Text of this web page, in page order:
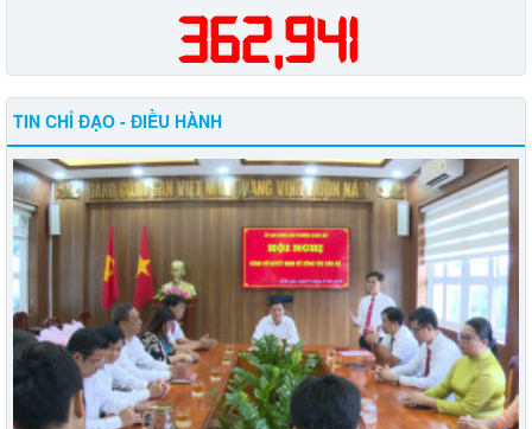
362,941
TIN CHỈ ĐẠO - ĐIỀU HÀNH